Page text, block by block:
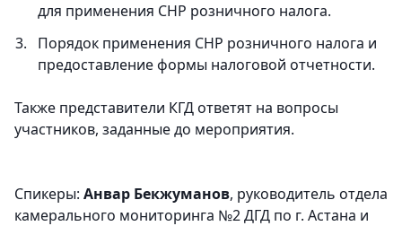
для применения СНР розничного налога.
Порядок применения СНР розничного налога и
предоставление формы налоговой отчетности.
Также представители КГД ответят на вопросы
участников, заданные до мероприятия.
Спикеры: Анвар Бекжуманов, руководитель отдела
камерального мониторинга №2 ДГД по г. Астана и